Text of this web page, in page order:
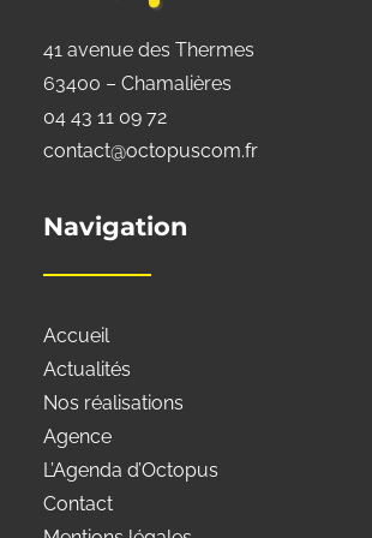
41 avenue des Thermes
63400 – Chamalières
04 43 11 09 72
contact@octopuscom.fr
Navigation
Accueil
Actualités
Nos réalisations
Agence
L’Agenda d’Octopus
Contact